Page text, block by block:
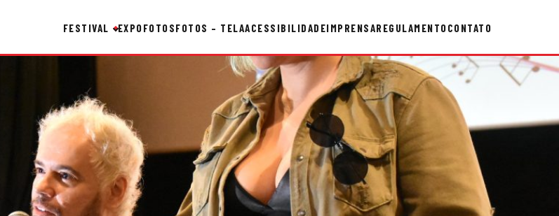
FESTIVAL EXPOFOTOSFOTOS – TELAACESSIBILIDADEIMPRENSAREGULAMENTOCONTATO